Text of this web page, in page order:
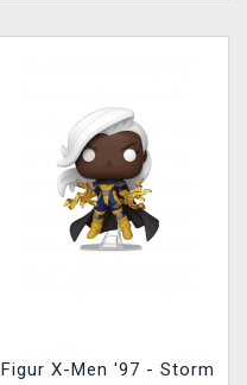
Figur X-Men '97 - Storm